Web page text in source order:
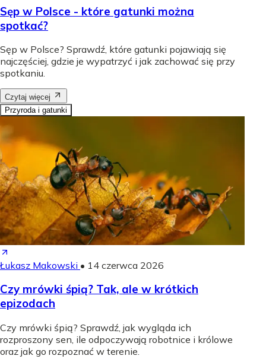
Sęp w Polsce - które gatunki można
spotkać?
Sęp w Polsce? Sprawdź, które gatunki pojawiają się
najczęściej, gdzie je wypatrzyć i jak zachować się przy
spotkaniu.
Czytaj więcej
Przyroda i gatunki
Łukasz Makowski • 14 czerwca 2026
Czy mrówki śpią? Tak, ale w krótkich
epizodach
Czy mrówki śpią? Sprawdź, jak wygląda ich
rozproszony sen, ile odpoczywają robotnice i królowe
oraz jak go rozpoznać w terenie.